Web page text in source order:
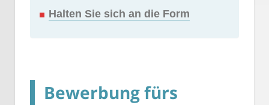
Halten Sie sich an die Form
Bewerbung fürs